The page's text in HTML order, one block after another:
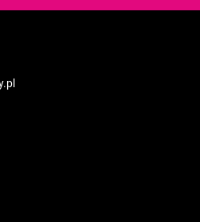
t